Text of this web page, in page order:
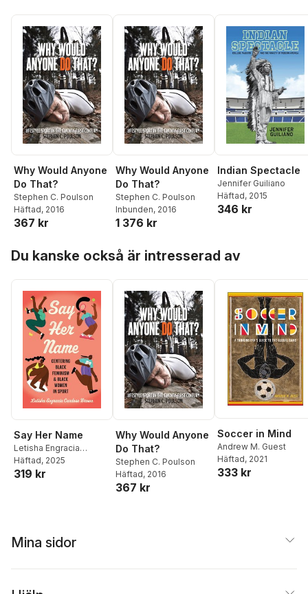
Why Would Anyone
Do That?
Stephen C. Poulson
Häftad, 2016
367 kr
Why Would Anyone
Do That?
Stephen C. Poulson
Inbunden, 2016
1 376 kr
Indian Spectacle
Jennifer Guiliano
Häftad, 2015
346 kr
Du kanske också är intresserad av
Say Her Name
Letisha Engracia
Cardoso Brown
Häftad, 2025
319 kr
Why Would Anyone
Do That?
Stephen C. Poulson
Häftad, 2016
367 kr
Soccer in Mind
Andrew M. Guest
Häftad, 2021
333 kr
Mina sidor